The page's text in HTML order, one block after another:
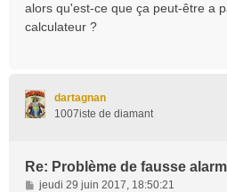
g
e
alors qu'est-ce que ça peut-être a
calculateur ?
dartagnan
1007iste de diamant
Re: Problème de fausse
M
jeudi 29 juin 2017, 18:50:21